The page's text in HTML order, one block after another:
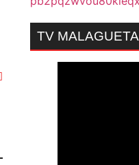
TV MALAGUETA